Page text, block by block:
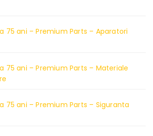
75 ani – Premium Parts – Aparatori
75 ani – Premium Parts – Materiale
75 ani – Premium Parts – Siguranta